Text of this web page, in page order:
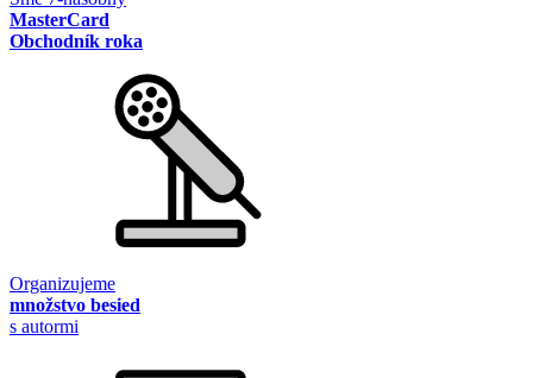
MasterCard
Obchodník roka
Organizujeme
množstvo besied
s autormi